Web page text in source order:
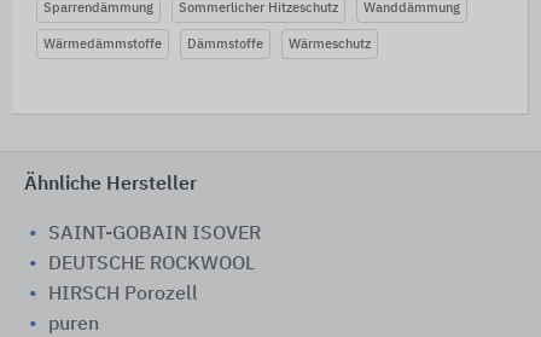
Sparrendämmung Sommerlicher Hitzeschutz Wanddämmung
Wärmedämmstoffe Dämmstoffe Wärmeschutz
Ähnliche Hersteller
SAINT-GOBAIN ISOVER
DEUTSCHE ROCKWOOL
HIRSCH Porozell
puren